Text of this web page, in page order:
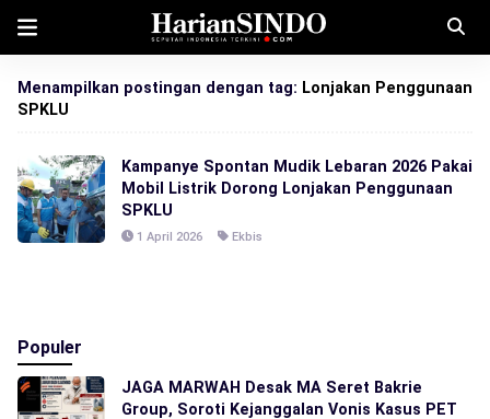
Menampilkan postingan dengan tag: Lonjakan Penggunaan
SPKLU
Kampanye Spontan Mudik Lebaran 2026 Pakai
Mobil Listrik Dorong Lonjakan Penggunaan
SPKLU
1 April 2026 Ekbis
Populer
JAGA MARWAH Desak MA Seret Bakrie
Group, Soroti Kejanggalan Vonis Kasus PET